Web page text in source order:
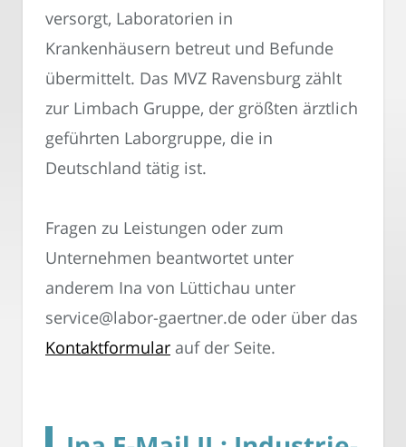
versorgt, Laboratorien in
Krankenhäusern betreut und Befunde
übermittelt. Das MVZ Ravensburg zählt
zur Limbach Gruppe, der größten ärztlich
geführten Laborgruppe, die in
Deutschland tätig ist.
Fragen zu Leistungen oder zum
Unternehmen beantwortet unter
anderem Ina von Lüttichau unter
service@labor-gaertner.de oder über das
Kontaktformular auf der Seite.